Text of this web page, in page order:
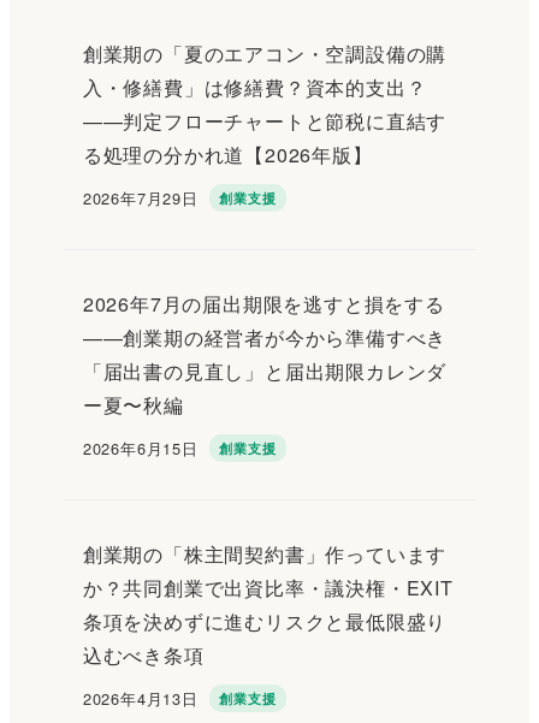
創業期の「夏のエアコン・空調設備の購
入・修繕費」は修繕費？資本的支出？
——判定フローチャートと節税に直結す
る処理の分かれ道【2026年版】
投稿日
2026年7月29日 創業支援
2026年7月の届出期限を逃すと損をする
——創業期の経営者が今から準備すべき
「届出書の見直し」と届出期限カレンダ
ー夏〜秋編
投稿日
2026年6月15日 創業支援
創業期の「株主間契約書」作っています
か？共同創業で出資比率・議決権・EXIT
条項を決めずに進むリスクと最低限盛り
込むべき条項
投稿日
2026年4月13日 創業支援